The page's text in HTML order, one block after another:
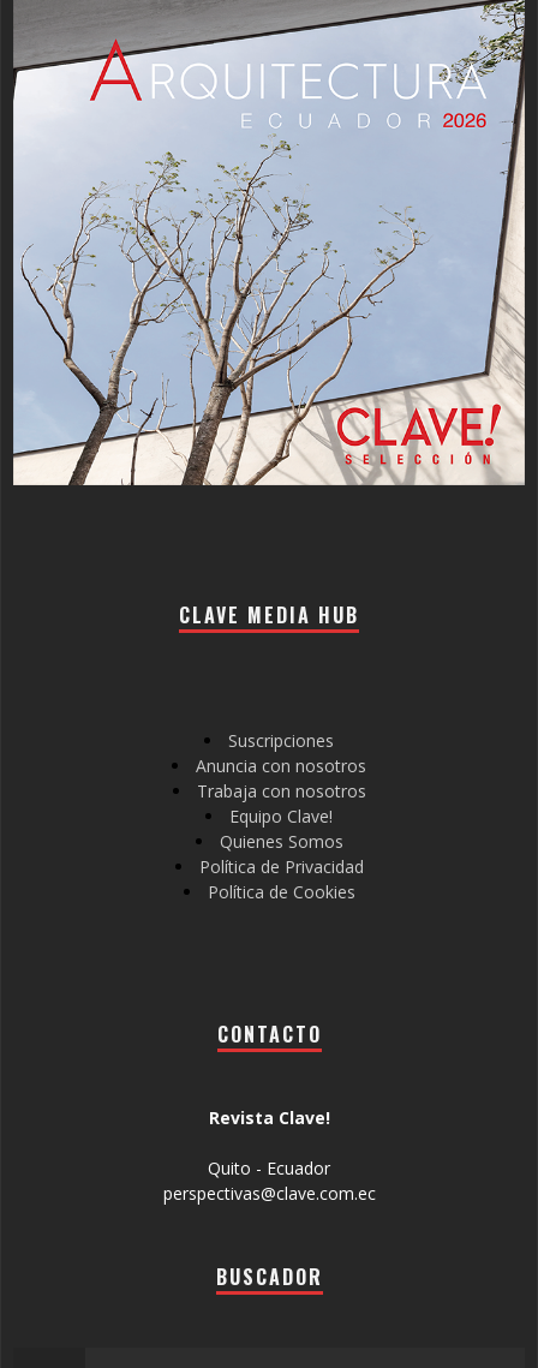
CLAVE MEDIA HUB
Suscripciones
Anuncia con nosotros
Trabaja con nosotros
Equipo Clave!
Quienes Somos
Política de Privacidad
Política de Cookies
CONTACTO
Revista Clave!
Quito - Ecuador
perspectivas@clave.com.ec
BUSCADOR